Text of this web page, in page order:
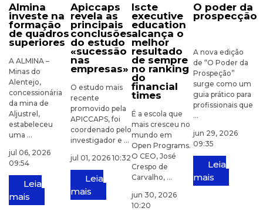
almina
investe na
formação
de quadros
superiores
A ALMINA –
Minas do
Alentejo,
concessionária
da mina de
Aljustrel,
estabeleceu
uma ...
jul 06, 2026
09:54
Leia
mais
apiccaps
revela as
principais
conclusões
do estudo
«sucessão
nas
empresas»
O estudo mais
recente
promovido pela
APICCAPS, foi
coordenado pelo
investigador e ...
jul 01, 2026 10:32
Leia
mais
iscte
executive
education
alcança o
melhor
resultado
de sempre
no ranking
do
financial
times
É a escola que
mais cresceu no
mundo em
Open Programs.
O CEO, José
Crespo de
Carvalho, ...
jun 30, 2026
10:20
o poder da
prospecção
A nova edição
de “O Poder da
Prospeção”
surge como um
guia prático para
profissionais que
...
jun 29, 2026
09:35
Leia
mais